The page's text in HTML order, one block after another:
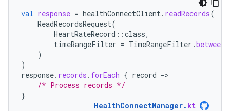
val response = healthConnectClient. readRecords(
ReadRecordsRequest(
HeartRateRecord ::class,
timeRangeFilter = TimeRangeFilter .between
)
)
response. records . forEach { record -
/* Process records */
}
HealthConnectManager. kt